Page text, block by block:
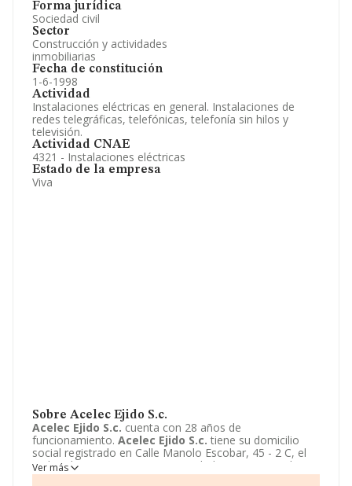
Forma jurídica
Sociedad civil
Sector
Construcción y actividades
inmobiliarias
Fecha de constitución
1-6-1998
Actividad
Instalaciones eléctricas en general. Instalaciones de
redes telegráficas, telefónicas, telefonía sin hilos y
televisión.
Actividad CNAE
4321 - Instalaciones eléctricas
Estado de la empresa
Viva
Sobre Acelec Ejido S.c.
Acelec Ejido S.c. cuenta con 28 años de
funcionamiento. Acelec Ejido S.c. tiene su domicilio
social registrado en Calle Manolo Escobar, 45 - 2 C, el
Ejido, Almeria. Enmarca su actividad CNAE principal
como 4321 - Instalaciones eléctricas.Acelec Ejido S.c.
Ver más